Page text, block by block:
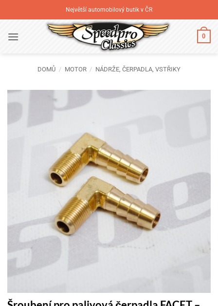
na
Největší automobilový butik v ČR
0
DOMŮ / MOTOR / NÁDRŽE, ČERPADLA, VSTŘIKY